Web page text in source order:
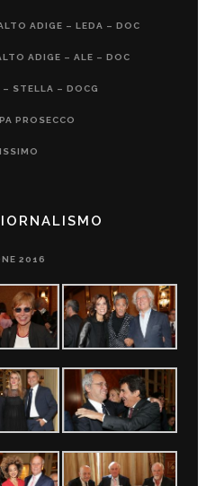
ADIGE – LEDA – DOC
ADIGE – ALE – DOC
– STELLA – DOCG
PROSECCO
2016